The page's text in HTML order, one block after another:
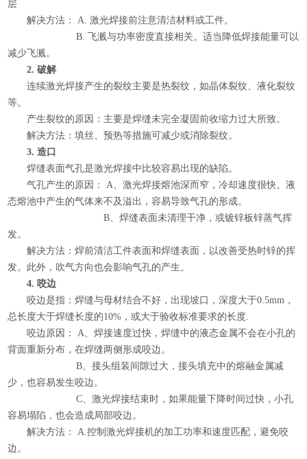
层
解决方法： A. 激光焊接前注意清洁材料或工件。
B. 飞溅与功率密度直接相关。适当降低焊接能量可以
减少飞溅。
2. 破解
连续激光焊接产生的裂纹主要是热裂纹，如晶体裂纹、液化裂纹
等。
产生裂纹的原因：主要是焊缝未完全凝固前收缩力过大所致。
解决方法：填丝、预热等措施可减少或消除裂纹。
3. 造口
焊缝表面气孔是激光焊接中比较容易出现的缺陷。
气孔产生的原因： A、激光焊接熔池深而窄，冷却速度很快。液
态熔池中产生的气体来不及溢出，容易导致气孔的形成。
B、焊缝表面未清理干净，或镀锌板锌蒸气挥
发。
解决方法：焊前清洁工件表面和焊缝表面，以改善受热时锌的挥
发。此外，吹气方向也会影响气孔的产生。
4. 咬边
咬边是指：焊缝与母材结合不好，出现坡口，深度大于0.5mm，
总长度大于焊缝长度的10%，或大于验收标准要求的长度.
咬边原因： A、焊接速度过快，焊缝中的液态金属不会在小孔的
背面重新分布，在焊缝两侧形成咬边。
B、接头组装间隙过大，接头填充中的熔融金属减
少，也容易发生咬边。
C、激光焊接结束时，如果能量下降时间过快，小孔
容易塌陷，也会造成局部咬边。
解决方法： A.控制激光焊接机的加工功率和速度匹配，避免咬
边。